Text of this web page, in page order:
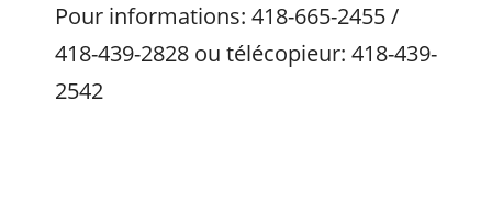
Pour informations: 418-665-2455 /
418-439-2828 ou télécopieur: 418-439-
2542